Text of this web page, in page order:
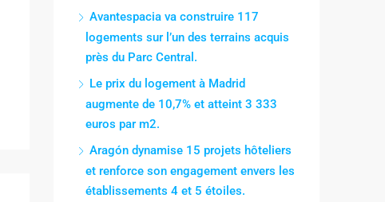
Avantespacia va construire 117
logements sur l’un des terrains acquis
près du Parc Central.
Le prix du logement à Madrid
augmente de 10,7% et atteint 3 333
euros par m2.
Aragón dynamise 15 projets hôteliers
et renforce son engagement envers les
établissements 4 et 5 étoiles.